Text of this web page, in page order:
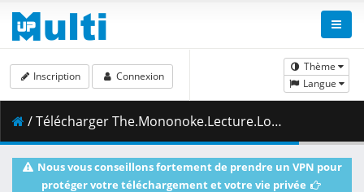
Thème
Langue
Inscription Connexion
/ Télécharger The.Mononoke.Lecture.Logs.of.Chuzenji.sensei.He.Just.Solves.All.the.Mysteries.S01E05.1080p.ADN.WEB-DL.AAC2.0.H.264-VARYG.mkv.001 ( 279.30 MB )
Nous vous conseillons fortement de prendre un VPN pour
protéger votre téléchargement et votre vie privée